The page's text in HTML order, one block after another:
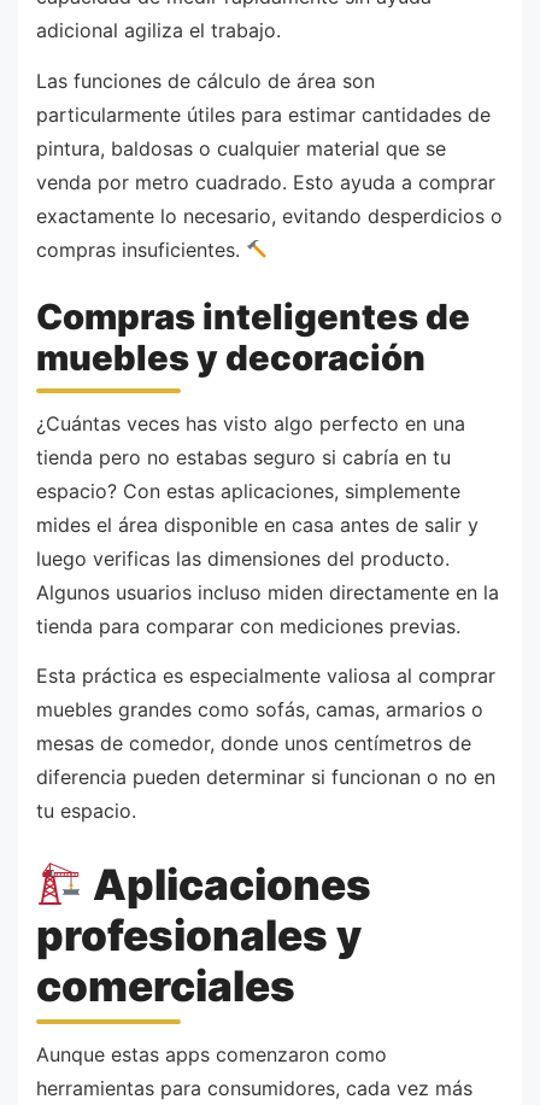
adicional agiliza el trabajo.
Las funciones de cálculo de área son
particularmente útiles para estimar cantidades de
pintura, baldosas o cualquier material que se
venda por metro cuadrado. Esto ayuda a comprar
exactamente lo necesario, evitando desperdicios o
compras insuficientes.
Compras inteligentes de
muebles y decoración
¿Cuántas veces has visto algo perfecto en una
tienda pero no estabas seguro si cabría en tu
espacio? Con estas aplicaciones, simplemente
mides el área disponible en casa antes de salir y
luego verificas las dimensiones del producto.
Algunos usuarios incluso miden directamente en la
tienda para comparar con mediciones previas.
Esta práctica es especialmente valiosa al comprar
muebles grandes como sofás, camas, armarios o
mesas de comedor, donde unos centímetros de
diferencia pueden determinar si funcionan o no en
tu espacio.
Aplicaciones
profesionales y
comerciales
Aunque estas apps comenzaron como
herramientas para consumidores, cada vez más